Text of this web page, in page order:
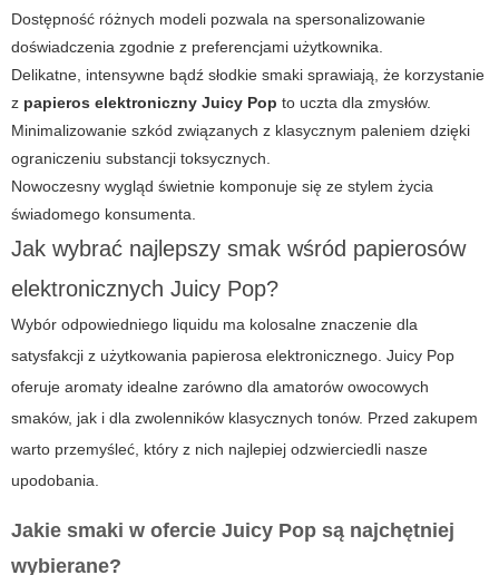
Dostępność różnych modeli pozwala na spersonalizowanie
doświadczenia zgodnie z preferencjami użytkownika.
Delikatne, intensywne bądź słodkie smaki sprawiają, że korzystanie
z papieros elektroniczny Juicy Pop to uczta dla zmysłów.
Minimalizowanie szkód związanych z klasycznym paleniem dzięki
ograniczeniu substancji toksycznych.
Nowoczesny wygląd świetnie komponuje się ze stylem życia
świadomego konsumenta.
Jak wybrać najlepszy smak wśród papierosów
elektronicznych Juicy Pop?
Wybór odpowiedniego liquidu ma kolosalne znaczenie dla
satysfakcji z użytkowania papierosa elektronicznego. Juicy Pop
oferuje aromaty idealne zarówno dla amatorów owocowych
smaków, jak i dla zwolenników klasycznych tonów. Przed zakupem
warto przemyśleć, który z nich najlepiej odzwierciedli nasze
upodobania.
Jakie smaki w ofercie Juicy Pop są najchętniej
wybierane?